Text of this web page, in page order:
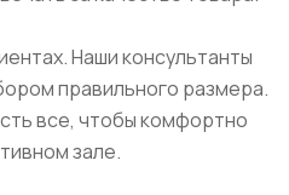
Наши консультанты
правильного размера.
все, чтобы комфортно
зале.